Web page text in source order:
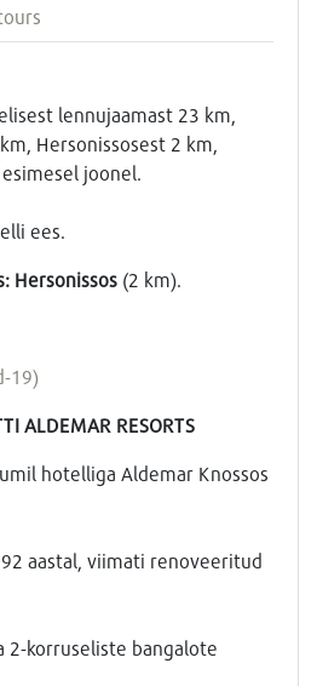
lennujaamast 23 km,
Hersonissosest 2 km,
joonel.
ees.
Hersonissos (2 km).
19)
ALDEMAR RESORTS
hotelliga Aldemar Knossos
aastal, viimati renoveeritud
2-korruseliste bangalote